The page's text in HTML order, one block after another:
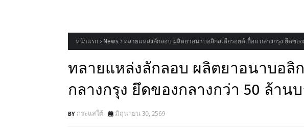
หน้าแรก News ทลายแหล่งลักลอบ ผลิตยาอนาบอลิกสเตียรอยด์เถื่อu กลางกรุง ยึดขอ
ทลายแหล่งลักลอบ ผลิตยาอนาบอลิก
กลางกรุง ยึดของกลางกว่า 50 ล้าน
กระแสใต้ มิถุนายน 30, 2569